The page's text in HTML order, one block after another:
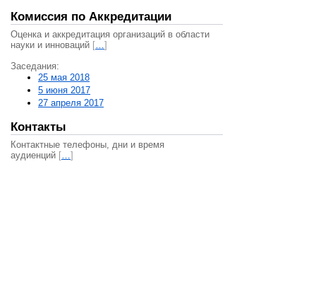
Комиссия по Аккредитации
Оценка и аккредитация организаций в области
науки и инноваций […]
Заседания:
25 мая 2018
5 июня 2017
27 апреля 2017
Контакты
Контактные телефоны, дни и время
аудиенций […]